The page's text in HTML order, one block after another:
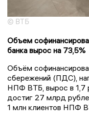
© ВТБ
Объем
банка вырос на 73,5%
Объём
сбережений (ПДС),
НПФ ВТБ, вырос в 1,7
достиг 27 млрд
1 млн клиентов НПФ